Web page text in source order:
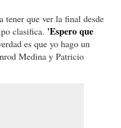
tener que ver la final desde
clasifica. 'Espero que
es que yo hago un
Medina y Patricio